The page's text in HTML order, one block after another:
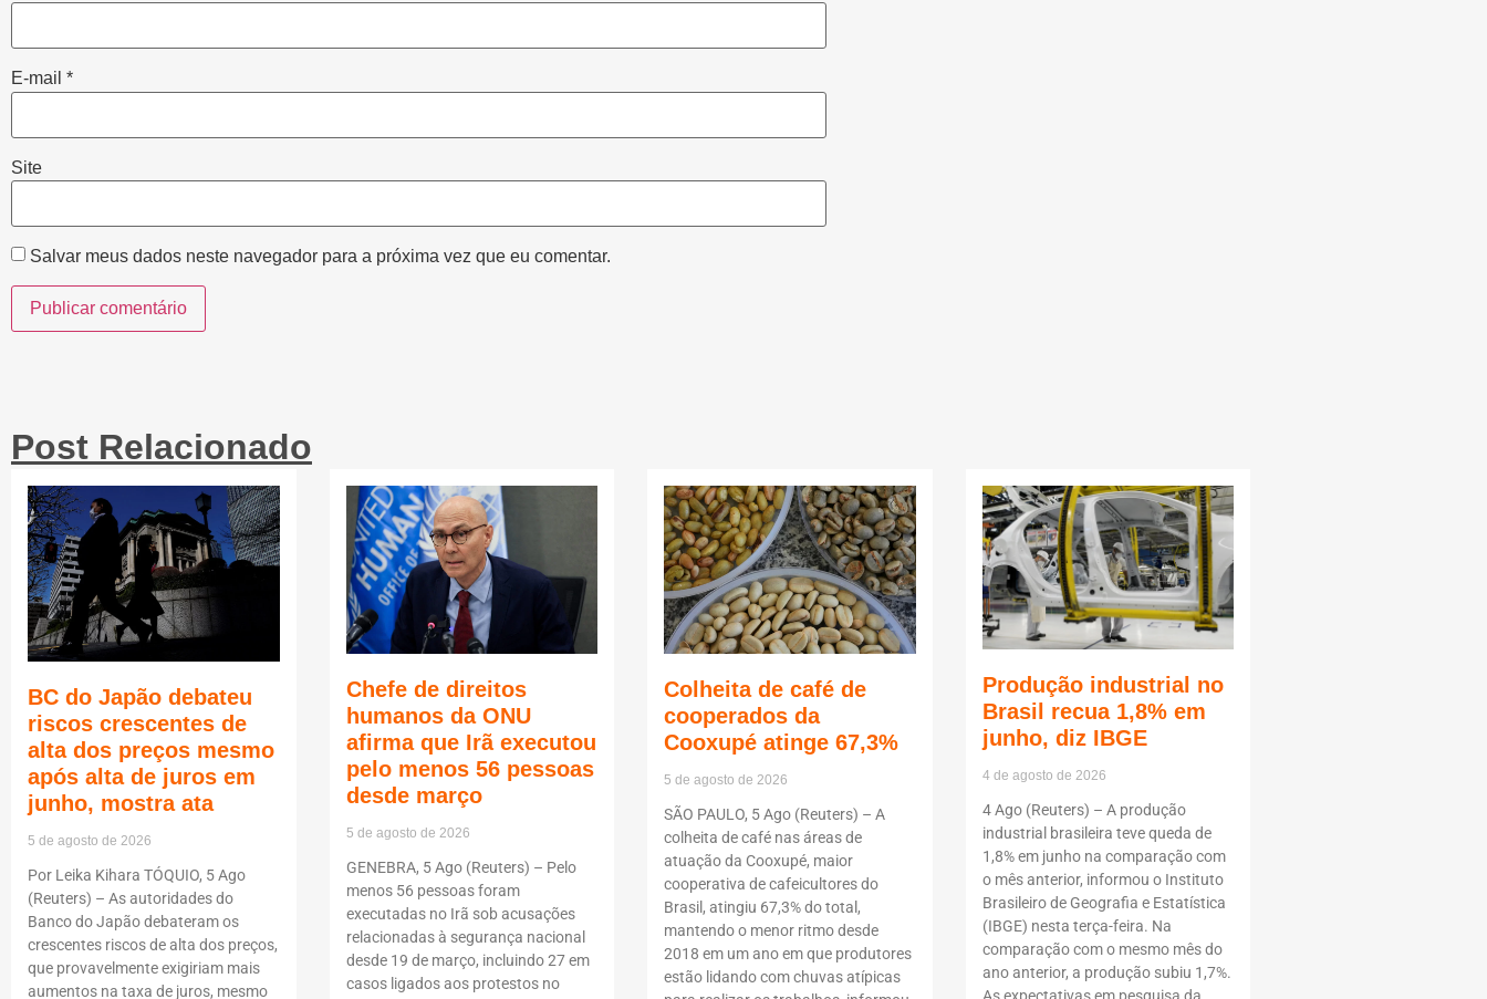
E-mail *
Site
Salvar meus dados neste navegador para a próxima vez que eu comentar.
Post Relacionado
BC do Japão debateu
riscos crescentes de
alta dos preços mesmo
após alta de juros em
junho, mostra ata
5 de agosto de 2026
Por Leika Kihara TÓQUIO, 5 Ago
(Reuters) – As autoridades do
Banco do Japão debateram os
crescentes riscos de alta dos preços,
que provavelmente exigiriam mais
aumentos na taxa de juros, mesmo
Chefe de direitos
humanos da ONU
afirma que Irã executou
pelo menos 56 pessoas
desde março
5 de agosto de 2026
GENEBRA, 5 Ago (Reuters) – Pelo
menos 56 pessoas foram
executadas no Irã sob acusações
relacionadas à segurança nacional
desde 19 de março, incluindo 27 em
casos ligados aos protestos no
Colheita de café de
cooperados da
Cooxupé atinge 67,3%
5 de agosto de 2026
SÃO PAULO, 5 Ago (Reuters) – A
colheita de café nas áreas de
atuação da Cooxupé, maior
cooperativa de cafeicultores do
Brasil, atingiu 67,3% do total,
mantendo o menor ritmo desde
2018 em um ano em que produtores
estão lidando com chuvas atípicas
Produção industrial no
Brasil recua 1,8% em
junho, diz IBGE
4 de agosto de 2026
4 Ago (Reuters) – A produção
industrial brasileira teve queda de
1,8% em junho na comparação com
o mês anterior, informou o Instituto
Brasileiro de Geografia e Estatística
(IBGE) nesta terça-feira. Na
comparação com o mesmo mês do
ano anterior, a produção subiu 1,7%.